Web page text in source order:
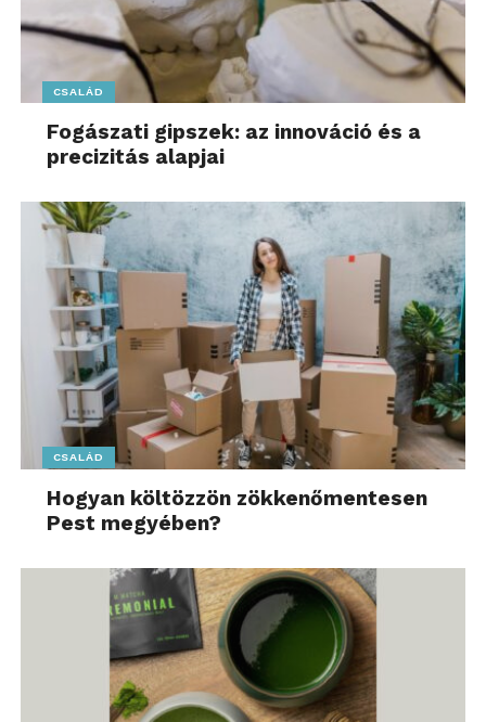
CSALÁD
Fogászati gipszek: az innováció és a
precizitás alapjai
CSALÁD
Hogyan költözzön zökkenőmentesen
Pest megyében?